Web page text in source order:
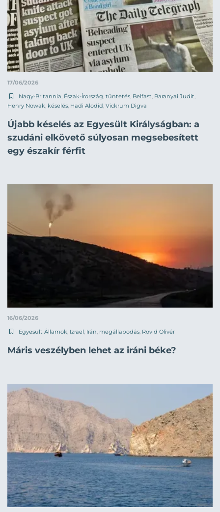
17/06/2026
Nagy-Britannia Észak-Írország tüntetés Belfast Baranyai Judit
Henry Nowak késelés Hadi Alodid Vickrum Digva
Újabb késelés az Egyesült Királyságban: a
szudáni elkövető súlyosan megsebesített
egy északír férfit
16/06/2026
Egyesült Államok, Izrael, Irán, megállapodás, Rövid Olivér
Máris veszélyben lehet az iráni béke?